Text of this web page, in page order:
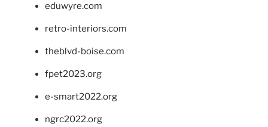
eduwyre.com
retro-interiors.com
theblvd-boise.com
fpet2023.org
e-smart2022.org
ngrc2022.org